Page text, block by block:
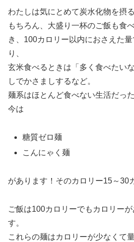
わたしは気にとめて炭水化物を摂
もちろん、大盛り一杯のご飯も食
き、100カロリー以内におさえた
り、
玄米食べるときは「多く食べたい
しでかさましするなど。
麺系はほとんど食べない生活だっ
今は
糖質ゼロ麺
こんにゃく麺
があります！そのカロリー15～30
ご飯は100カロリーでもカロリー
す。
これらの麺はカロリーが少なくて